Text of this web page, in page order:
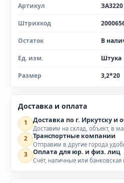
Артикул ЗА3220
Штрихкод
Остаток В
Ед. изм. Штука
Размер 3,2*20
Доставка и оплата
1 Доставка по г. Иркутску и
Доставим на склад, объект, в
2 Транспортные компании
Отправим в другие города
3 Оплата для юр. и физ. лиц
Счёт, наличные или банковская